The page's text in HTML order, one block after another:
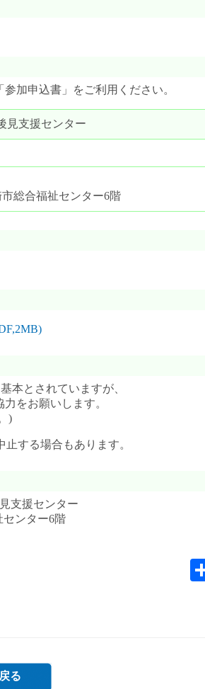
加申込書」をご利用ください。
見支援センター
総合福祉センター6階
本とされていますが、
をお願いします。
)
する場合もあります。
支援センター
センター6階
る